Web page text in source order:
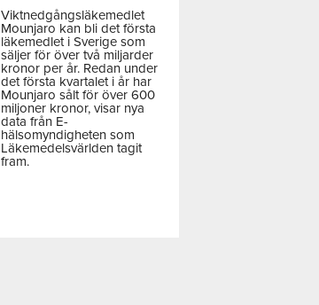
Viktnedgångsläkemedlet
Mounjaro kan bli det första
läkemedlet i Sverige som
säljer för över två miljarder
kronor per år. Redan under
det första kvartalet i år har
Mounjaro sålt för över 600
miljoner kronor, visar nya
data från E-
hälsomyndigheten som
Läkemedelsvärlden tagit
fram.